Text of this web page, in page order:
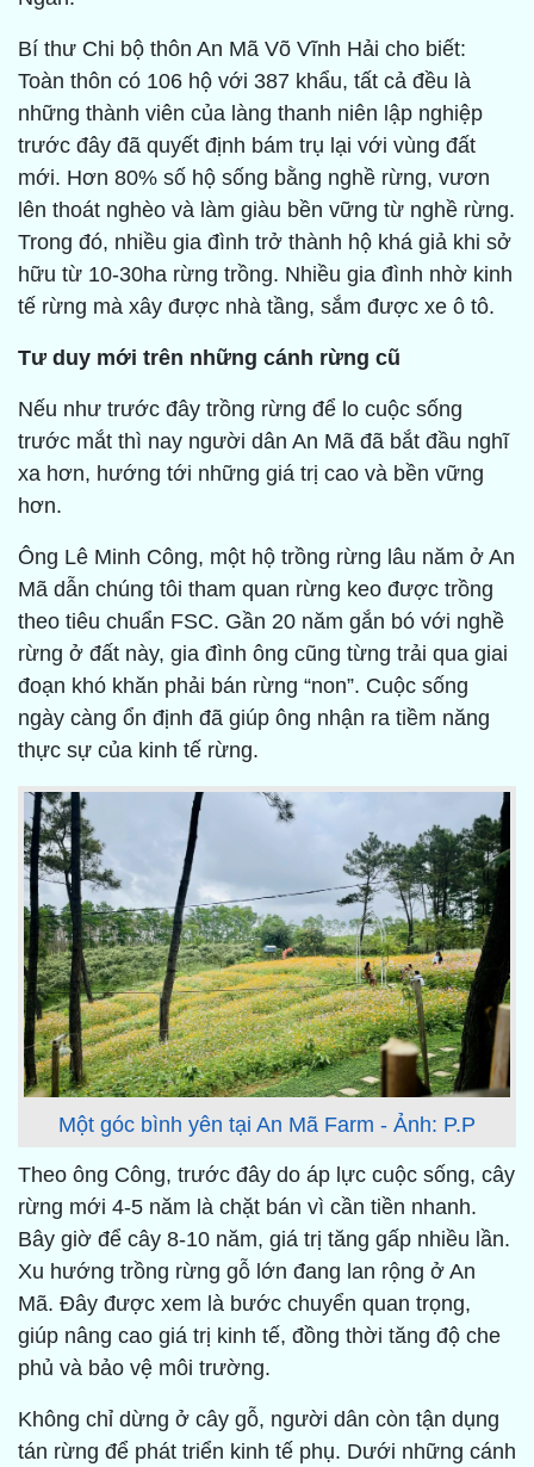
Bí thư Chi bộ thôn An Mã Võ Vĩnh Hải cho biết:
Toàn thôn có 106 hộ với 387 khẩu, tất cả đều là
những thành viên của làng thanh niên lập nghiệp
trước đây đã quyết định bám trụ lại với vùng đất
mới. Hơn 80% số hộ sống bằng nghề rừng, vươn
lên thoát nghèo và làm giàu bền vững từ nghề rừng.
Trong đó, nhiều gia đình trở thành hộ khá giả khi sở
hữu từ 10-30ha rừng trồng. Nhiều gia đình nhờ kinh
tế rừng mà xây được nhà tầng, sắm được xe ô tô.
Tư duy mới trên những cánh rừng cũ
Nếu như trước đây trồng rừng để lo cuộc sống
trước mắt thì nay người dân An Mã đã bắt đầu nghĩ
xa hơn, hướng tới những giá trị cao và bền vững
hơn.
Ông Lê Minh Công, một hộ trồng rừng lâu năm ở An
Mã dẫn chúng tôi tham quan rừng keo được trồng
theo tiêu chuẩn FSC. Gần 20 năm gắn bó với nghề
rừng ở đất này, gia đình ông cũng từng trải qua giai
đoạn khó khăn phải bán rừng “non”. Cuộc sống
ngày càng ổn định đã giúp ông nhận ra tiềm năng
thực sự của kinh tế rừng.
Một góc bình yên tại An Mã Farm - Ảnh: P.P
Theo ông Công, trước đây do áp lực cuộc sống, cây
rừng mới 4-5 năm là chặt bán vì cần tiền nhanh.
Bây giờ để cây 8-10 năm, giá trị tăng gấp nhiều lần.
Xu hướng trồng rừng gỗ lớn đang lan rộng ở An
Mã. Đây được xem là bước chuyển quan trọng,
giúp nâng cao giá trị kinh tế, đồng thời tăng độ che
phủ và bảo vệ môi trường.
Không chỉ dừng ở cây gỗ, người dân còn tận dụng
tán rừng để phát triển kinh tế phụ. Dưới những cánh